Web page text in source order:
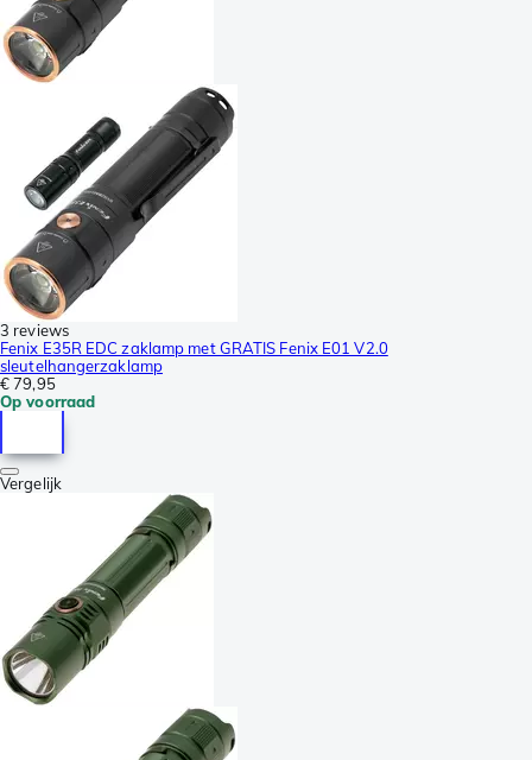
3 reviews
Fenix E35R EDC zaklamp met GRATIS Fenix E01 V2.0
sleutelhangerzaklamp
€ 79,95
Op voorraad
Vergelijk